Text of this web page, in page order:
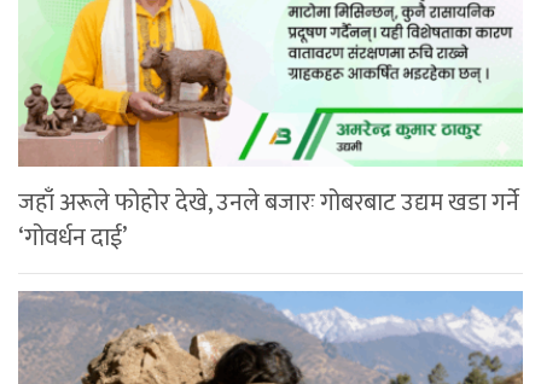
जहाँ अरूले फोहोर देखे, उनले बजारः गोबरबाट उद्यम खडा गर्ने
‘गोवर्धन दाई’